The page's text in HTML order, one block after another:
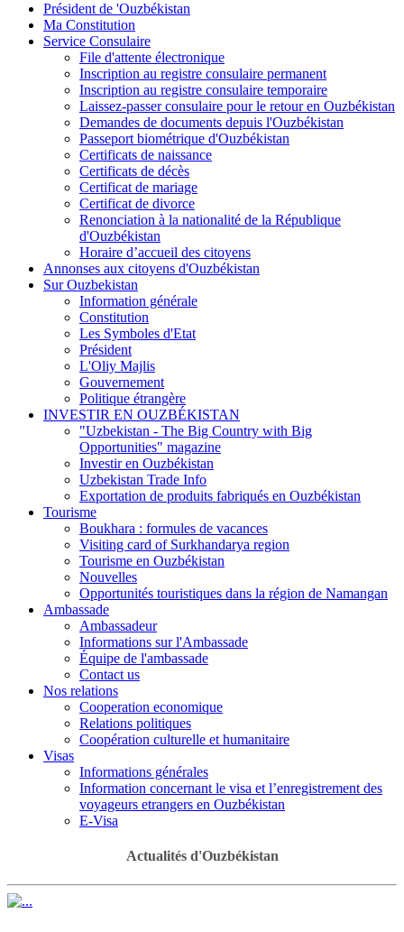
Président de 'Ouzbékistan
Ma Constitution
Service Consulaire
File d'attente électronique
Inscription au registre consulaire permanent
Inscription au registre consulaire temporaire
Laissez-passer consulaire pour le retour en Ouzbékistan
Demandes de documents depuis l'Ouzbékistan
Passeport biométrique d'Ouzbékistan
Certificats de naissance
Certificats de décès
Certificat de mariage
Certificat de divorce
Renonciation à la nationalité de la République
d'Ouzbékistan
Horaire d’accueil des citoyens
Annonses aux citoyens d'Ouzbékistan
Sur Ouzbekistan
Information générale
Constitution
Les Symboles d'Etat
Président
L'Oliy Majlis
Gouvernement
Politique étrangère
INVESTIR EN OUZBÉKISTAN
"Uzbekistan - The Big Country with Big
Opportunities" magazine
Investir en Ouzbékistan
Uzbekistan Trade Info
Exportation de produits fabriqués en Ouzbékistan
Tourisme
Boukhara : formules de vacances
Visiting card of Surkhandarya region
Tourisme en Ouzbékistan
Nouvelles
Opportunités touristiques dans la région de Namangan
Ambassade
Ambassadeur
Informations sur l'Ambassade
Équipe de l'ambassade
Contact us
Nos relations
Cooperation economique
Relations politiques
Coopération culturelle et humanitaire
Visas
Informations générales
Information concernant le visa et l’enregistrement des
voyageurs etrangers en Ouzbékistan
E-Visa
Actualités d'Ouzbékistan